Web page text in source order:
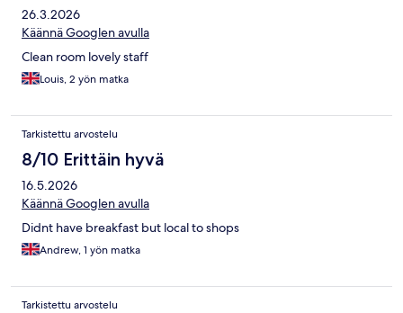
26.3.2026
Käännä Googlen avulla
Clean room lovely staff
Louis, 2 yön matka
Tarkistettu arvostelu
8/10 Erittäin hyvä
16.5.2026
Käännä Googlen avulla
Didnt have breakfast but local to shops
Andrew, 1 yön matka
Tarkistettu arvostelu